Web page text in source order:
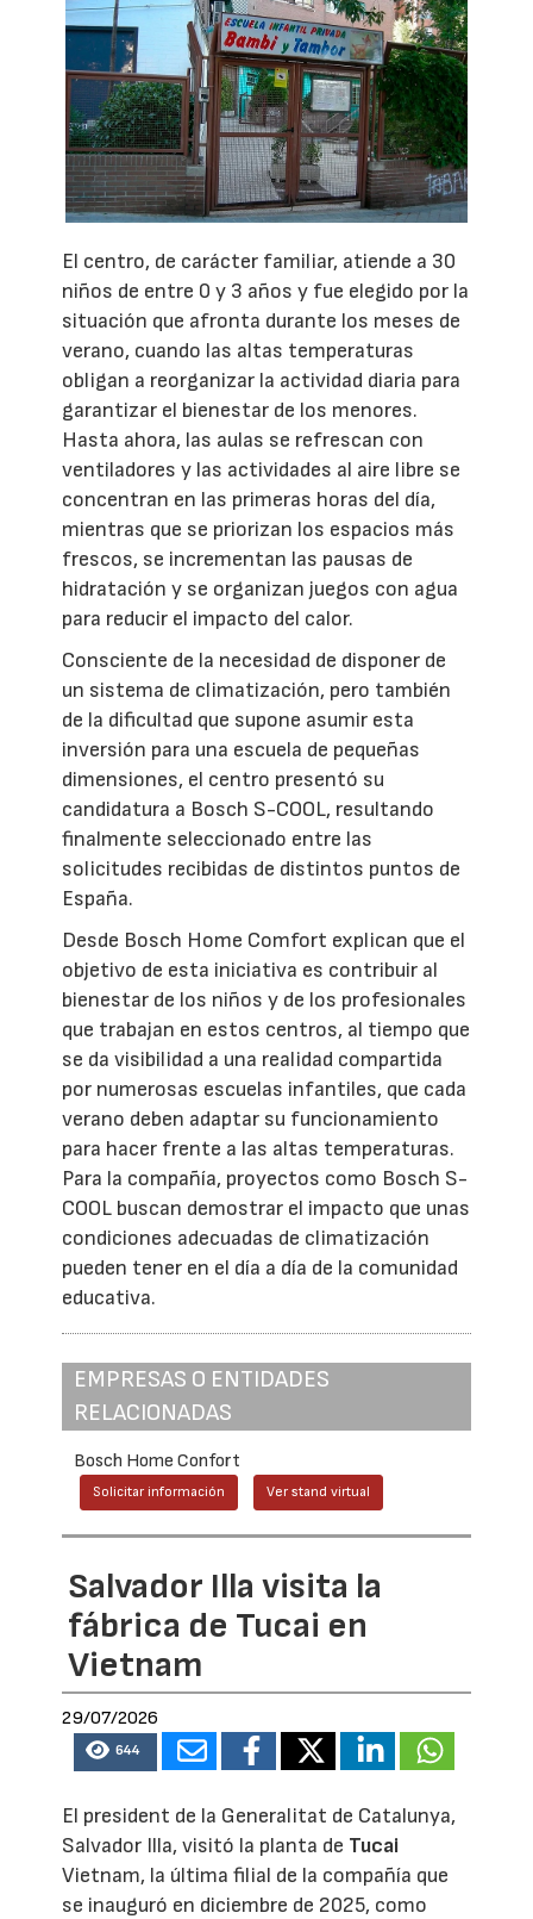
El centro, de carácter familiar, atiende a 30
niños de entre 0 y 3 años y fue elegido por la
situación que afronta durante los meses de
verano, cuando las altas temperaturas
obligan a reorganizar la actividad diaria para
garantizar el bienestar de los menores.
Hasta ahora, las aulas se refrescan con
ventiladores y las actividades al aire libre se
concentran en las primeras horas del día,
mientras que se priorizan los espacios más
frescos, se incrementan las pausas de
hidratación y se organizan juegos con agua
para reducir el impacto del calor.
Consciente de la necesidad de disponer de
un sistema de climatización, pero también
de la dificultad que supone asumir esta
inversión para una escuela de pequeñas
dimensiones, el centro presentó su
candidatura a Bosch S-COOL, resultando
finalmente seleccionado entre las
solicitudes recibidas de distintos puntos de
España.
Desde Bosch Home Comfort explican que el
objetivo de esta iniciativa es contribuir al
bienestar de los niños y de los profesionales
que trabajan en estos centros, al tiempo que
se da visibilidad a una realidad compartida
por numerosas escuelas infantiles, que cada
verano deben adaptar su funcionamiento
para hacer frente a las altas temperaturas.
Para la compañía, proyectos como Bosch S-
COOL buscan demostrar el impacto que unas
condiciones adecuadas de climatización
pueden tener en el día a día de la comunidad
educativa.
EMPRESAS O ENTIDADES
RELACIONADAS
Bosch Home Confort
Solicitar información Ver stand virtual
Salvador Illa visita la
fábrica de Tucai en
Vietnam
29/07/2026
644
El president de la Generalitat de Catalunya,
Salvador Illa, visitó la planta de Tucai
Vietnam, la última filial de la compañía que
se inauguró en diciembre de 2025, como